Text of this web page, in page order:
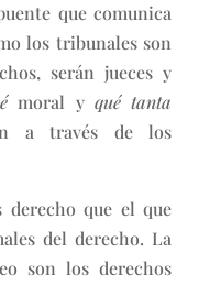
que comunica
los tribunales son
serán jueces y
moral y qué tanta
a través de los
derecho que el que
del derecho. La
son los derechos